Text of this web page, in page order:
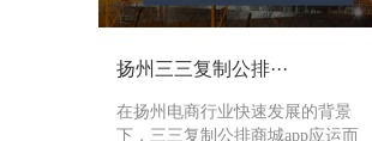
扬州三三复制公排···
在扬州电商行业快速发展的背景
下，三三复制公排商城app应运而